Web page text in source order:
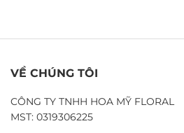
VỀ CHÚNG TÔI
CÔNG TY TNHH HOA MỸ FLORAL
MST: 0319306225